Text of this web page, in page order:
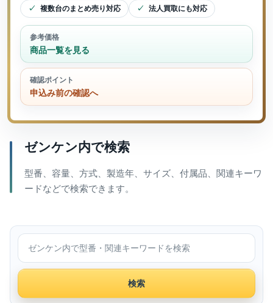
複数台のまとめ売り対応 法人買取にも対応
参考価格
商品一覧を見る
確認ポイント
申込み前の確認へ
ゼンケン内で検索
型番、容量、方式、製造年、サイズ、付属品、関連キーワ
ードなどで検索できます。
ゼンケン内で検索
検索